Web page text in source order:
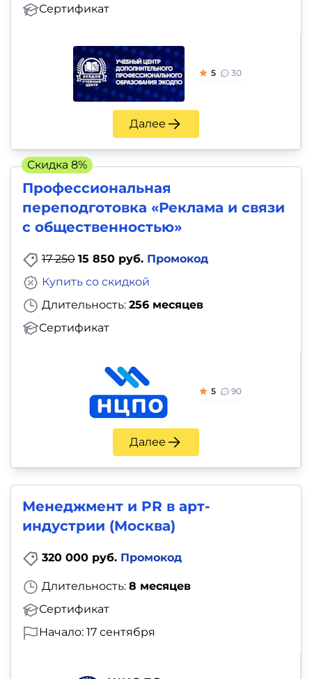
Сертификат
5 30
Далее
Профессиональная
переподготовка «Реклама и связи
с общественностью»
17 250 15 850 руб. Промокод
Длительность: 256 месяцев
Сертификат
Купить со скидкой
5 90
Далее
Скидка 8%
Менеджмент и PR в арт-
индустрии (Москва)
320 000 руб. Промокод
Длительность: 8 месяцев
Сертификат
Начало: 17 сентября